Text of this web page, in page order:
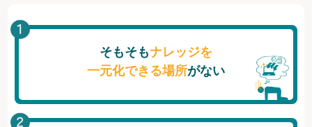
そもそもナレッジを
一元化できる場所がない